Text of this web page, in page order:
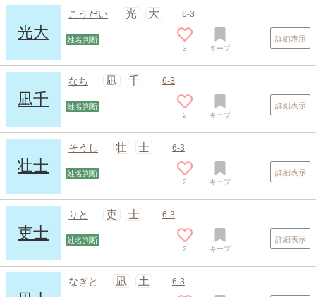
光大
こうだい 光 大 6-3
姓名判断
3 キープ
詳細表示
凪千
なち 凪 千 6-3
姓名判断
2 キープ
詳細表示
壮士
そうし 壮 士 6-3
姓名判断
2 キープ
詳細表示
吏士
りと 吏 士 6-3
姓名判断
2 キープ
詳細表示
なぎと 凪 土 6-3